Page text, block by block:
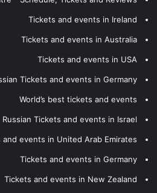
Tickets and events in Ireland
Tickets and events in Australia
Tickets and events in USA
Tickets and events in Germany
World’s best tickets and events
Russian Tickets and events in Israel
and events in United Arab Emirates
Tickets and events in Germany
Tickets and events in New Zealand